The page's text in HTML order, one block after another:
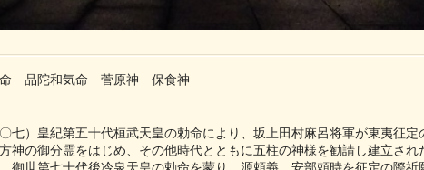
品陀和気命 菅原神 保食神
）皇紀第五十代桓武天皇の勅命により、坂上田村麻呂将軍が東夷征定
神の御分霊をはじめ、その他時代とともに五柱の神様を勧請し建立され